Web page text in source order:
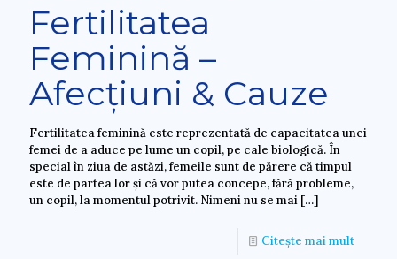
Fertilitatea
Feminină –
Afecțiuni & Cauze
Fertilitatea feminină este reprezentată de capacitatea unei
femei de a aduce pe lume un copil, pe cale biologică. În
special în ziua de astăzi, femeile sunt de părere că timpul
este de partea lor și că vor putea concepe, fără probleme,
un copil, la momentul potrivit. Nimeni nu se mai […]
Citește mai mult